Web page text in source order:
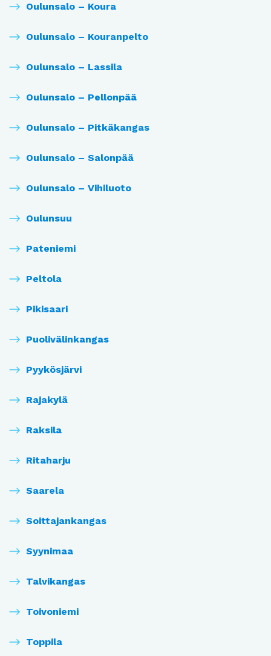
Oulunsalo – Koura
Oulunsalo – Kouranpelto
Oulunsalo – Lassila
Oulunsalo – Pellonpää
Oulunsalo – Pitkäkangas
Oulunsalo – Salonpää
Oulunsalo – Vihiluoto
Oulunsuu
Pateniemi
Peltola
Pikisaari
Puolivälinkangas
Pyykösjärvi
Rajakylä
Raksila
Ritaharju
Saarela
Soittajankangas
Syynimaa
Talvikangas
Toivoniemi
Toppila